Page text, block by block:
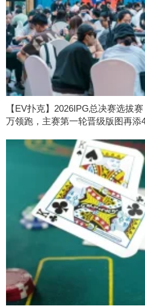
【EV扑克】2026IPG总决赛选拔
万领跑，主赛第一轮晋级版图再添